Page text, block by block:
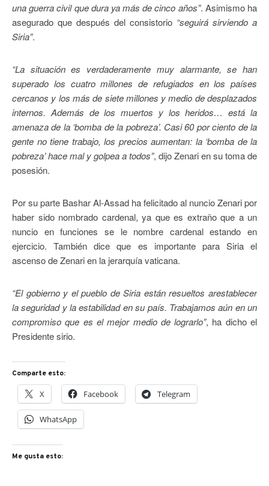
una guerra civil que dura ya más de cinco años”. Asimismo ha
asegurado que después del consistorio “seguirá sirviendo a
Siria”.
“La situación es verdaderamente muy alarmante, se han
superado los cuatro millones de refugiados en los países
cercanos y los más de siete millones y medio de desplazados
internos. Además de los muertos y los heridos… está la
amenaza de la ‘bomba de la pobreza’. Casi 60 por ciento de la
gente no tiene trabajo, los precios aumentan: la ‘bomba de la
pobreza’ hace mal y golpea a todos”, dijo Zenari en su toma de
posesión.
Por su parte Bashar Al-Assad ha felicitado al nuncio Zenari por
haber sido nombrado cardenal, ya que es extraño que a un
nuncio en funciones se le nombre cardenal estando en
ejercicio. También dice que es importante para Siria el
ascenso de Zenari en la jerarquía vaticana.
“El gobierno y el pueblo de Siria están resueltos arestablecer
la seguridad y la estabilidad en su país. Trabajamos aún en un
compromiso que es el mejor medio de lograrlo”, ha dicho el
Presidente sirio.
Comparte esto:
X Facebook Telegram
WhatsApp
Me gusta esto: